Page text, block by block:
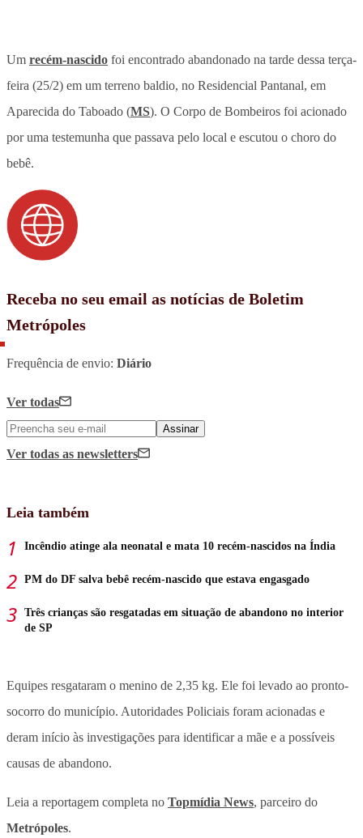
Um recém-nascido foi encontrado abandonado na tarde dessa terça-
feira (25/2) em um terreno baldio, no Residencial Pantanal, em
Aparecida do Taboado (MS). O Corpo de Bombeiros foi acionado
por uma testemunha que passava pelo local e escutou o choro do
bebê.
Receba no seu email as notícias de Boletim
Metrópoles
Frequência de envio: Diário
Ver todas
Assinar
Ver todas as newsletters
Leia também
Incêndio atinge ala neonatal e mata 10 recém-nascidos na Índia
PM do DF salva bebê recém-nascido que estava engasgado
Três crianças são resgatadas em situação de abandono no interior
de SP
Equipes resgataram o menino de 2,35 kg. Ele foi levado ao pronto-
socorro do município. Autoridades Policiais foram acionadas e
deram início às investigações para identificar a mãe e a possíveis
causas de abandono.
Leia a reportagem completa no Topmídia News, parceiro do
Metrópoles.